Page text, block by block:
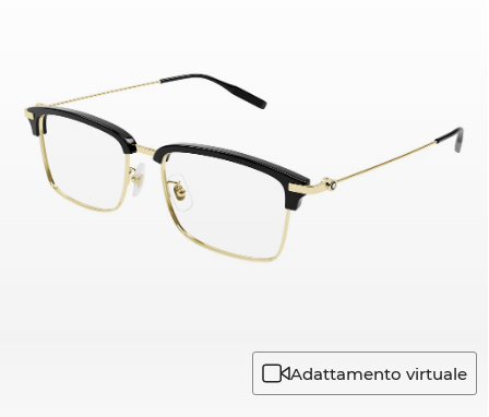
Adattamento virtuale